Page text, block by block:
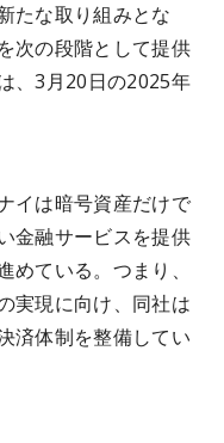
たな取り組みとな
次の段階として提供
、3月20日の2025年
イは暗号資産だけで
金融サービスを提供
ている。つまり、
実現に向け、同社は
済体制を整備してい